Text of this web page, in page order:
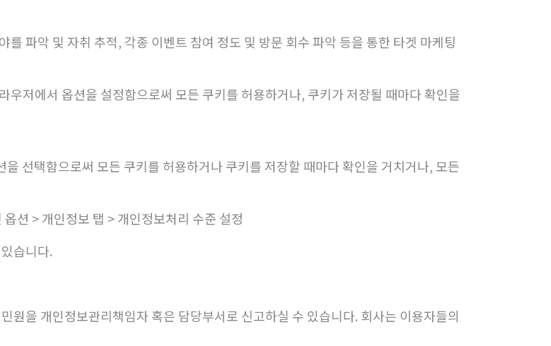
파악 및 자취 추적, 각종 이벤트 참여 정도 및 방문 회수 파악 등을 통한 타겟 마케팅
저에서 옵션을 설정함으로써 모든 쿠키를 허용하거나, 쿠키가 저장될 때마다 확인을
선택함으로써 모든 쿠키를 허용하거나 쿠키를 저장할 때마다 확인을 거치거나, 모든
션 > 개인정보 탭 > 개인정보처리 수준 설정
습니다.
을 개인정보관리책임자 혹은 담당부서로 신고하실 수 있습니다. 회사는 이용자들의